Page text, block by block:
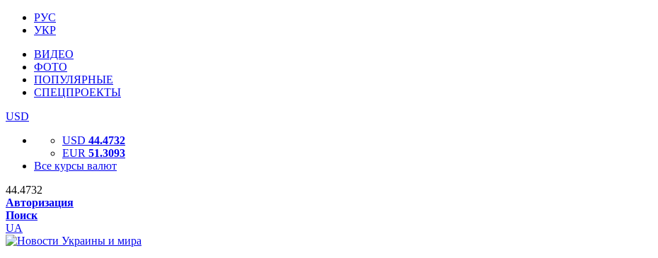
РУС
УКР
ВИДЕО
ФОТО
ПОПУЛЯРНЫЕ
СПЕЦПРОЕКТЫ
USD
USD 44.4732
EUR 51.3093
Все курсы валют
44.4732
Авторизация
Поиск
UA